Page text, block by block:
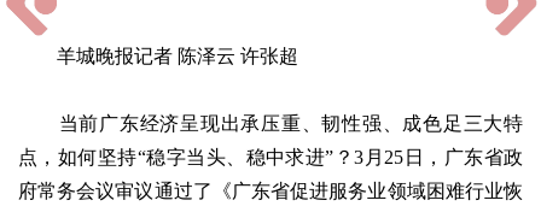
羊城晚报记者 陈泽云 许张超
当前广东经济呈现出承压重、韧性强、成色足三大特
点，如何坚持“稳字当头、稳中求进”？3月25日，广东省政
府常务会议审议通过了《广东省促进服务业领域困难行业恢